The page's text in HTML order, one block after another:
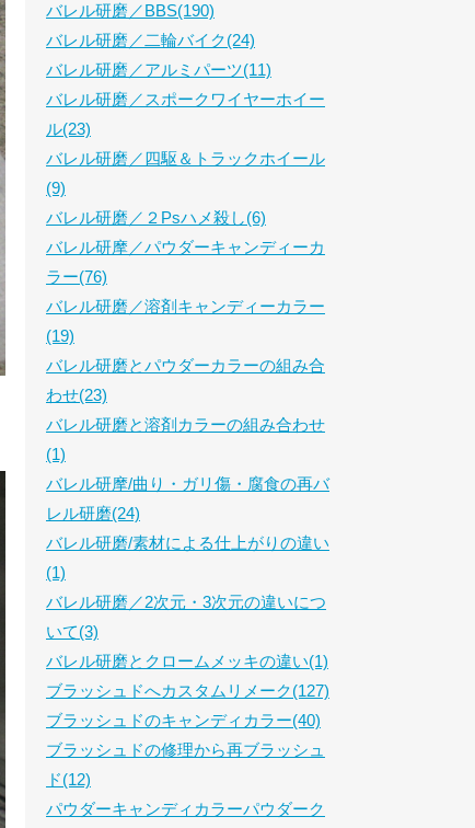
バレル研磨／BBS(190)
バレル研磨／二輪バイク(24)
バレル研磨／アルミパーツ(11)
バレル研磨／スポークワイヤーホイー
ル(23)
バレル研磨／四駆＆トラックホイール
(9)
バレル研磨／２Psハメ殺し(6)
バレル研摩／パウダーキャンディーカ
ラー(76)
バレル研磨／溶剤キャンディーカラー
(19)
バレル研磨とパウダーカラーの組み合
わせ(23)
バレル研磨と溶剤カラーの組み合わせ
(1)
バレル研摩/曲り・ガリ傷・腐食の再バ
レル研磨(24)
バレル研磨/素材による仕上がりの違い
(1)
バレル研磨／2次元・3次元の違いにつ
いて(3)
バレル研磨とクロームメッキの違い(1)
ブラッシュドへカスタムリメーク(127)
ブラッシュドのキャンディカラー(40)
ブラッシュドの修理から再ブラッシュ
ド(12)
パウダーキャンディカラーパウダーク